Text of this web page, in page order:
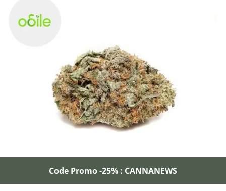
Code Promo -25% : CANNANEWS